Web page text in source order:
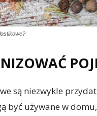
są niezwykle
być używane w